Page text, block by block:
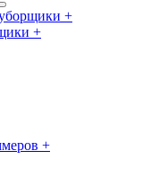
+
+
+